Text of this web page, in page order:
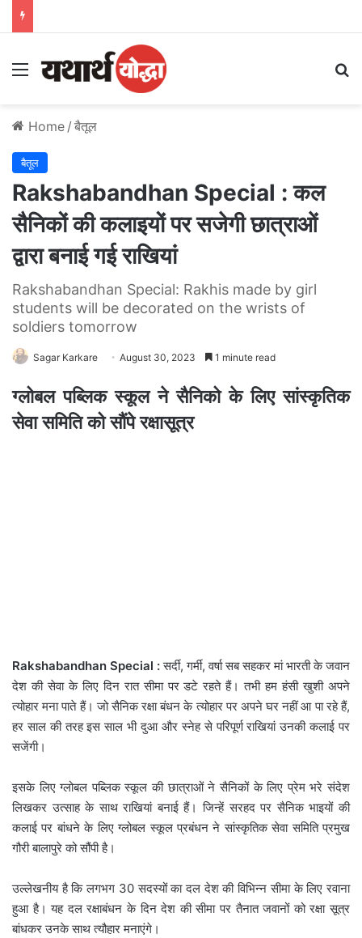
Menu
Home / बैतूल
बैतूल
Rakshabandhan Special : कल
सैनिकों की कलाइयों पर सजेगी छात्राओं
द्वारा बनाई गई राखियां
Rakshabandhan Special: Rakhis made by girl
students will be decorated on the wrists of
soldiers tomorrow
Sagar Karkare August 30, 2023 1 minute read
ग्लोबल पब्लिक स्कूल ने सैनिको के लिए सांस्कृतिक
सेवा समिति को सौंपे रक्षासूत्र
Rakshabandhan Special :सर्दी, गर्मी, वर्षा सब सहकर मां भारती के जवान
देश की सेवा के लिए दिन रात सीमा पर डटे रहते हैं। तभी हम हंसी खुशी अपने
त्योहार मना पाते हैं। जो सैनिक रक्षा बंधन के त्योहार पर अपने घर नहीं आ पा रहे हैं,
हर साल की तरह इस साल भी दुआ और स्नेह से परिपूर्ण राखियां उनकी कलाई पर
सजेंगी।
इसके लिए ग्लोबल पब्लिक स्कूल की छात्राओं ने सैनिकों के लिए प्रेम भरे संदेश
लिखकर उत्साह के साथ राखियां बनाई हैं। जिन्हें सरहद पर सैनिक भाइयों की
कलाई पर बांधने के लिए ग्लोबल स्कूल प्रबंधन ने सांस्कृतिक सेवा समिति प्रमुख
गौरी बालापुरे को सौंपी है।
उल्लेखनीय है कि लगभग 30 सदस्यों का दल देश की विभिन्न सीमा के लिए रवाना
हुआ है। यह दल रक्षाबंधन के दिन देश की सीमा पर तैनात जवानों को रक्षा सूत्र
बांधकर उनके साथ त्यौहार मनाएंगे।